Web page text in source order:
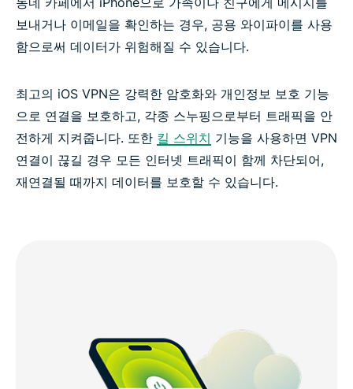
보내거나 이메일을 확인하는 경우, 공용 와이파이를 사용
함으로써 데이터가 위험해질 수 있습니다.
최고의 iOS VPN은 강력한 암호화와 개인정보 보호 기능
으로 연결을 보호하고, 각종 스누핑으로부터 트래픽을 안
전하게 지켜줍니다. 또한 킬 스위치 기능을 사용하면 VPN
연결이 끊길 경우 모든 인터넷 트래픽이 함께 차단되어,
재연결될 때까지 데이터를 보호할 수 있습니다.